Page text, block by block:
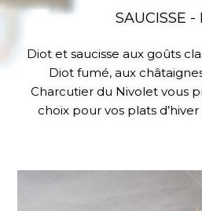
SAUCISSE -
Diot et saucisse aux goûts
Diot fumé, aux
Charcutier du Nivolet vous
choix pour vos plats